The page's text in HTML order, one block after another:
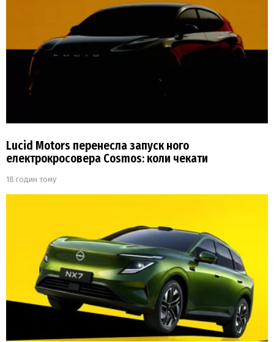
Lucid Motors перенесла запуск ного
електрокросовера Cosmos: коли чекати
18 годин тому